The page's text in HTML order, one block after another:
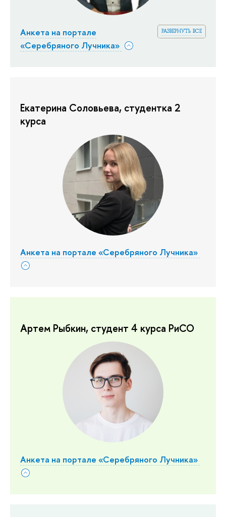
развернуть все
Анкета на портале
«Серебряного Лучника»
Екатерина Соловьева, студентка 2
курса
Анкета на портале «Серебряного Лучника»
Артем Рыбкин, студент 4 курса РиСО
Анкета на портале «Серебряного Лучника»